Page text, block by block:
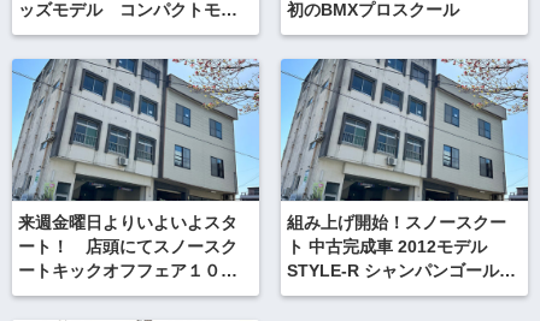
ッズモデル コンパクトモデ
ル MINI,COMPACT女性と子
供サイズのスノースクート
初のBMXプロスクール
来週金曜日よりいよいよスタ
ート！ 店頭にてスノースク
ートキックオフフェア１０日
間の開催です。
組み上げ開始！スノースクー
ト 中古完成車 2012モデル
STYLE-R シャンパンゴール
ド